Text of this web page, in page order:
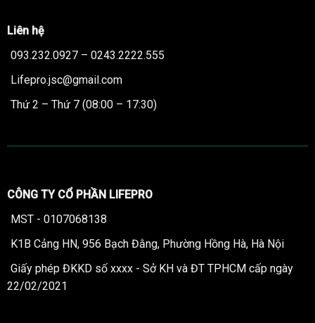
Liên hệ
093.232.0927 – 0243.2222.555
Lifepro.jsc@gmail.com
Thứ 2 – Thứ 7 (08:00 – 17:30)
CÔNG TY CỔ PHẦN LIFEPRO
MST - 0107068138
K1B Cảng HN, 956 Bạch Đằng, Phường Hồng Hà, Hà Nội
Giấy phép ĐKKD số xxxx - Sở KH và ĐT TPHCM cấp ngày
22/02/2021